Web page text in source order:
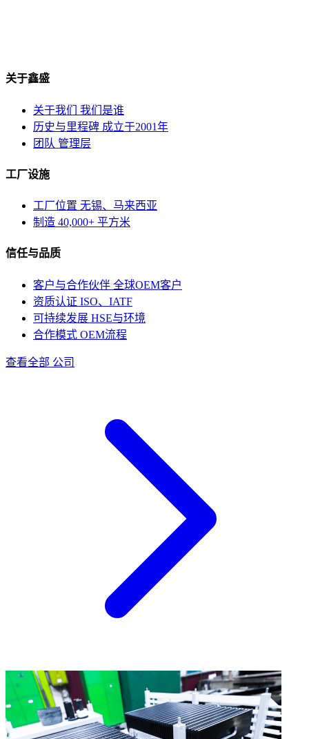
关于鑫盛
关于我们 我们是谁
历史与里程碑 成立于2001年
团队 管理层
工厂设施
工厂位置 无锡、马来西亚
制造 40,000+ 平方米
信任与品质
客户与合作伙伴 全球OEM客户
资质认证 ISO、IATF
可持续发展 HSE与环境
合作模式 OEM流程
查看全部 公司